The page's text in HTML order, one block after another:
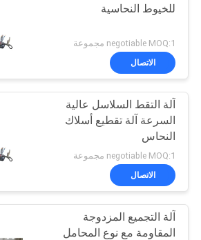
اتصل
أخبار
القضايا
خريطة
الموقع
سلك آلة الربط
56
الأسلاك
39
للخيوط النحاسية
negotiable MOQ:1 مجموعة
الاتصال
آلة التقط السلاسل عالية
السرعة آلة تقطيع أسلاك
النحاس
negotiable MOQ:1 مجموعة
الاتصال
آلة التجميع المزدوجة
المقاومة مع نوع المحامل